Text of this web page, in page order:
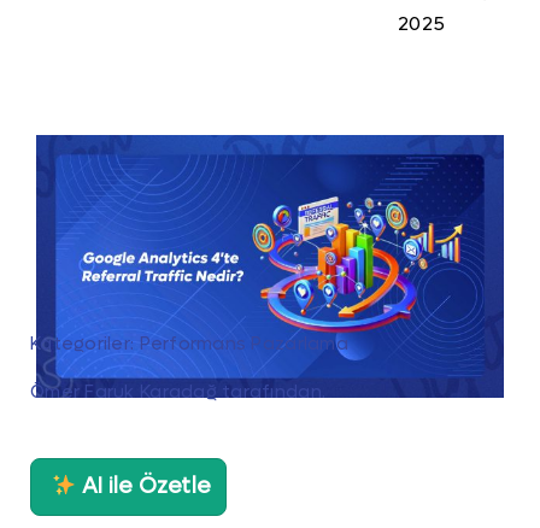
2025
Kategoriler: Performans Pazarlama
Ömer Faruk Karadağtarafından.
AI ile Özetle